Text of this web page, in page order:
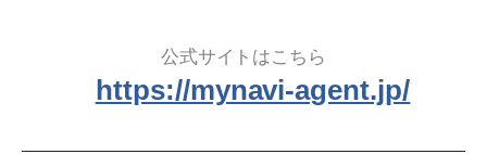
公式サイトはこちら
https://mynavi-agent.jp/